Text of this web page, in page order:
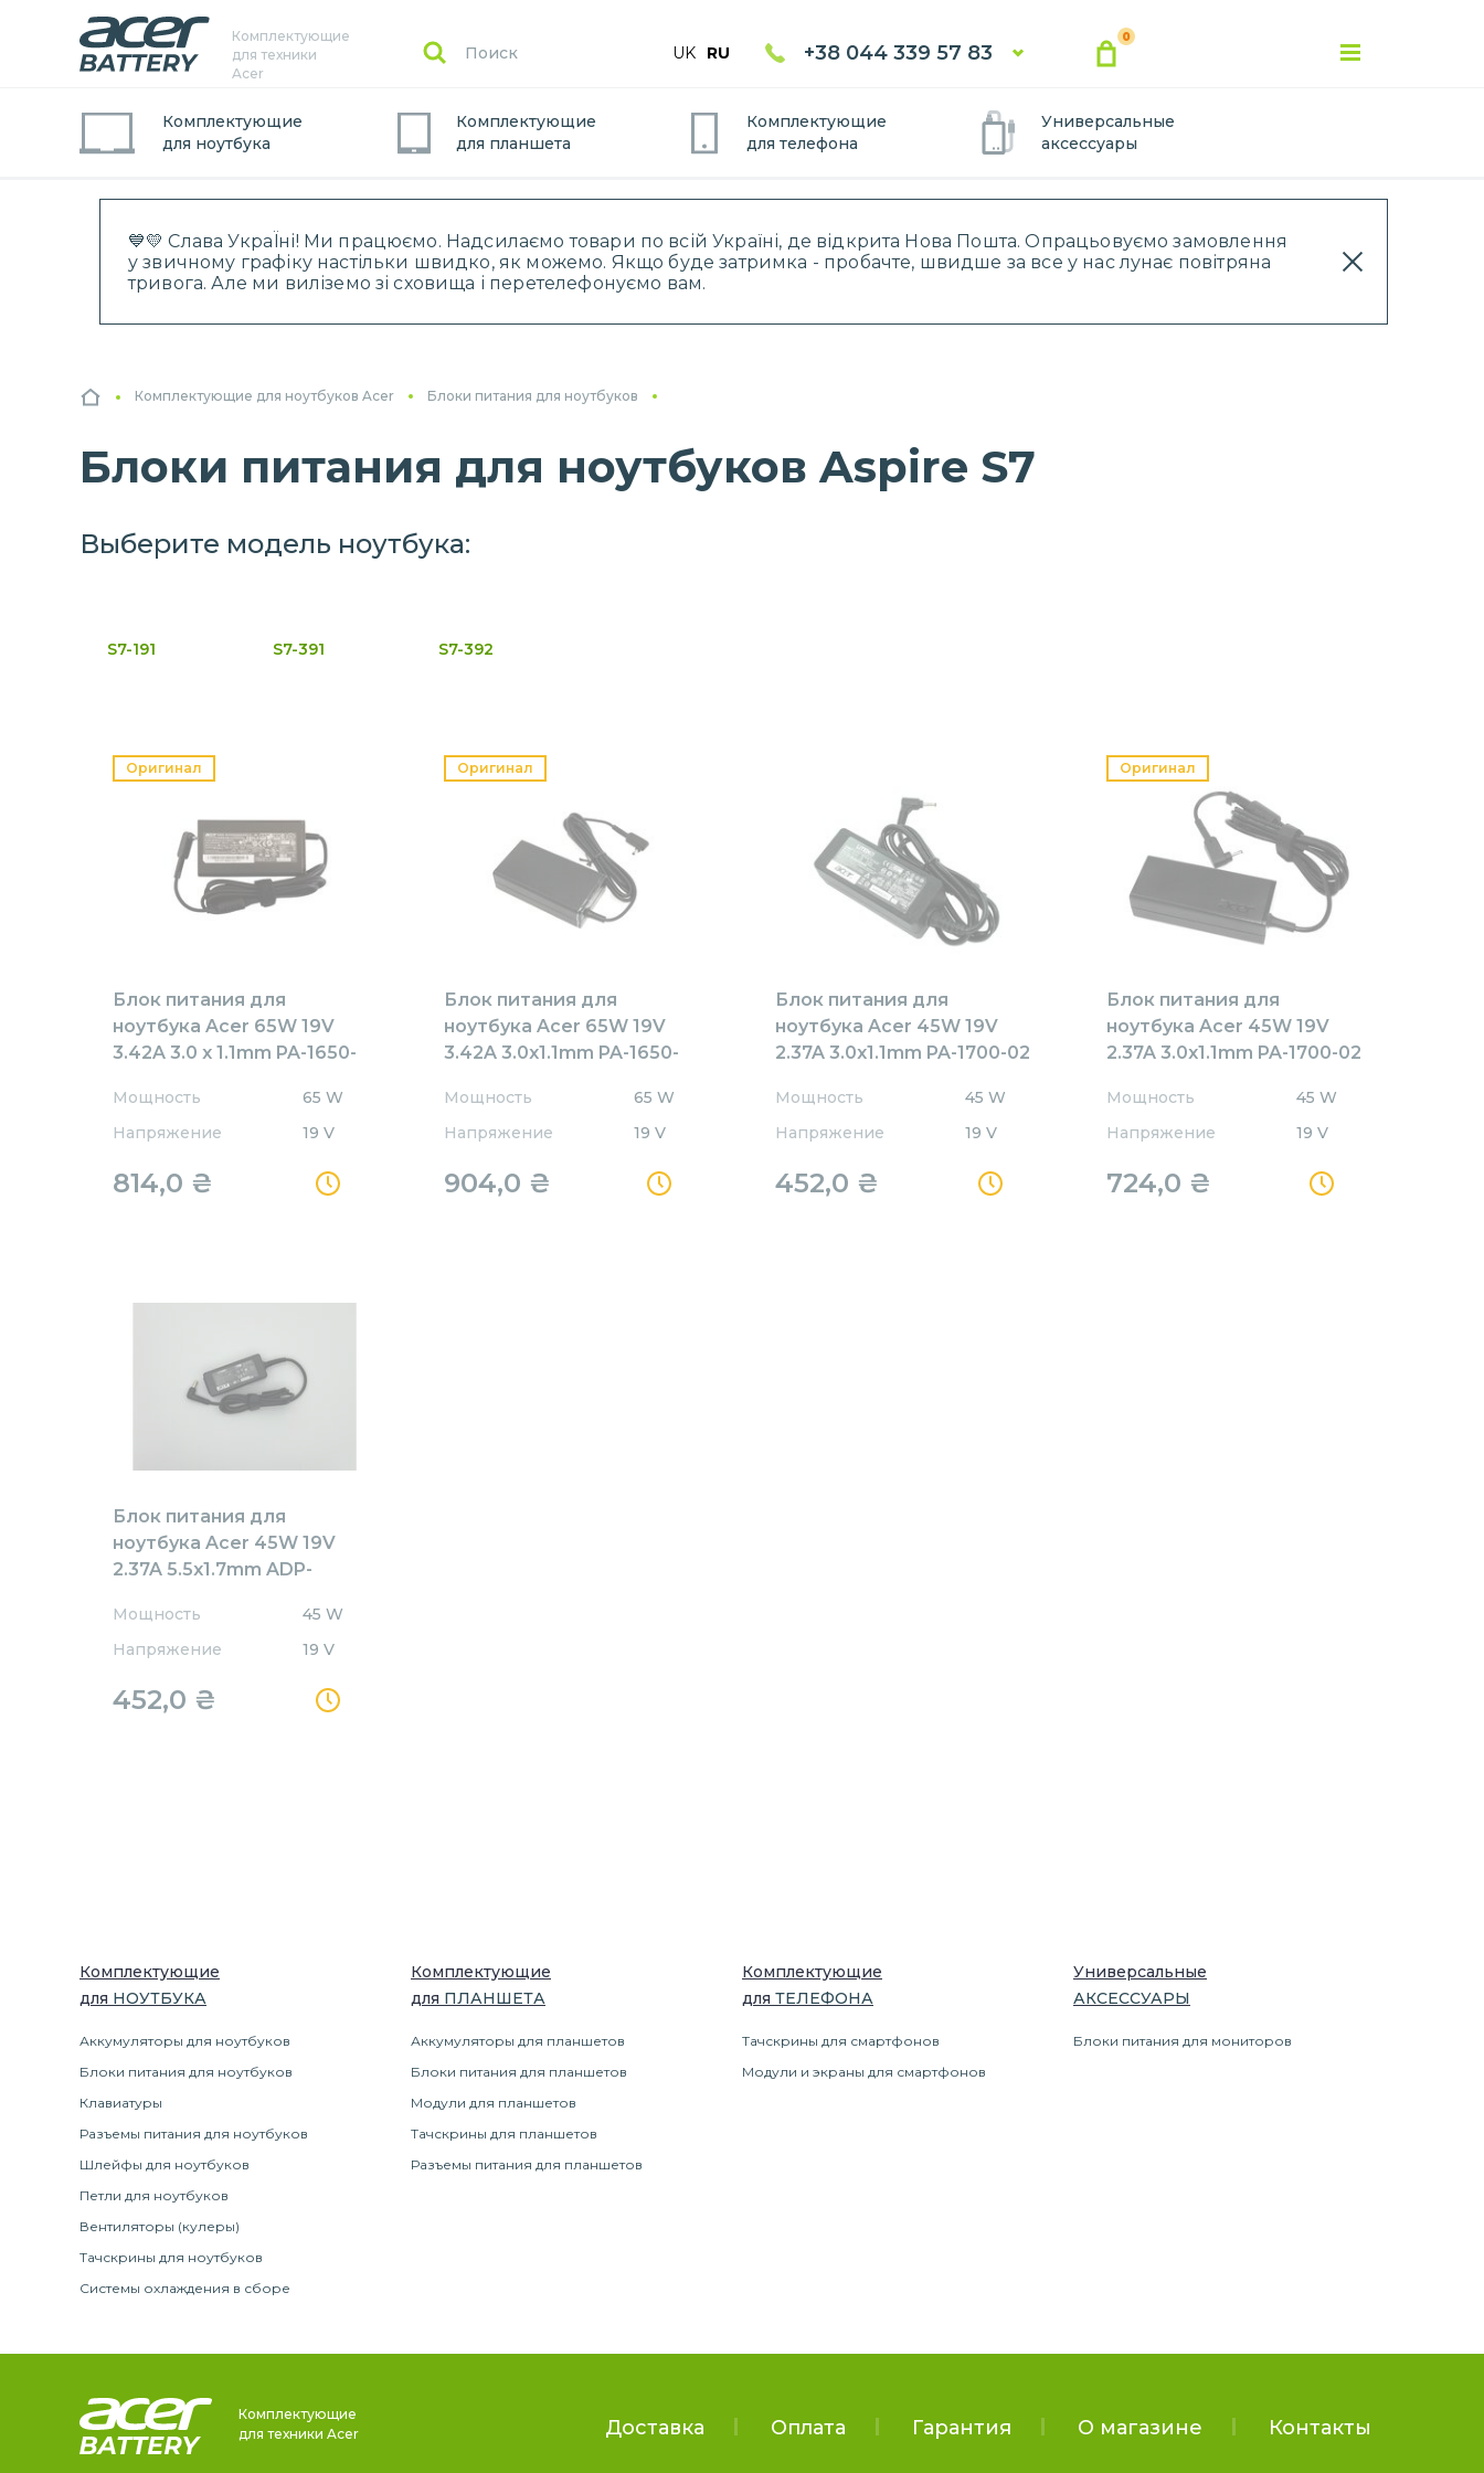
💙💛 Слава УкраЇні! Ми працюємо. Надсилаємо товари по всій Україні, де відкрита Нова Пошта. Опрацьовуємо замовлення
у звичному графіку настільки швидко, як можемо. Якщо буде затримка - пробачте, швидше за все у нас лунає повітряна
тривога. Але ми виліземо зі сховища і перетелефонуємо вам.
Комплектующие
для техники
Acer
UK RU +38 044 339 57 83
0
Комплектующие
для ноутбука
Комплектующие
для планшета
Комплектующие
для телефона
Универсальные
аксессуары
Комплектующие для ноутбуков Acer Блоки питания для ноутбуков
Блоки питания для ноутбуков Aspire S7
Выберите модель ноутбука:
S7-191 S7-391 S7-392
Оригинал
Блок питания для
ноутбука Acer 65W 19V
3.42A 3.0 x 1.1mm PA-1650-
Мощность
65 W
Напряжение
19 V
814,0 ₴
Оригинал
Блок питания для
ноутбука Acer 65W 19V
3.42A 3.0x1.1mm PA-1650-
Мощность
65 W
Напряжение
19 V
904,0 ₴
Блок питания для
ноутбука Acer 45W 19V
2.37A 3.0x1.1mm PA-1700-02
Мощность
45 W
Напряжение
19 V
452,0 ₴
Оригинал
Блок питания для
ноутбука Acer 45W 19V
2.37A 3.0x1.1mm PA-1700-02
Мощность
45 W
Напряжение
19 V
724,0 ₴
Блок питания для
ноутбука Acer 45W 19V
2.37A 5.5x1.7mm ADP-
Мощность
45 W
Напряжение
19 V
452,0 ₴
Комплектующие
для НОУТБУКА
Аккумуляторы для ноутбуков
Блоки питания для ноутбуков
Клавиатуры
Разъемы питания для ноутбуков
Шлейфы для ноутбуков
Петли для ноутбуков
Вентиляторы (кулеры)
Тачскрины для ноутбуков
Системы охлаждения в сборе
Комплектующие
для ПЛАНШЕТА
Аккумуляторы для планшетов
Блоки питания для планшетов
Модули для планшетов
Тачскрины для планшетов
Разъемы питания для планшетов
Комплектующие
для ТЕЛЕФОНА
Тачскрины для смартфонов
Модули и экраны для смартфонов
Универсальные
АКСЕССУАРЫ
Блоки питания для мониторов
Комплектующие
для техники Acer
Доставка Оплата Гарантия О магазине Контакты